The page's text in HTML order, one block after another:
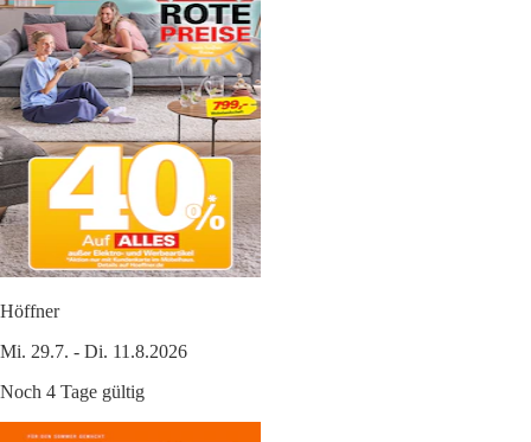
Höffner
Mi. 29.7. - Di. 11.8.2026
Noch 4 Tage gültig